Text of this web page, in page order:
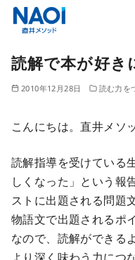
読解で本が好き
2010年12月28日 読む力を
こんにちは。直井メソ
読解指導を受けている
しくなった」という報
ストに出題される問題
物語文で出題されるポ
なので、読解ができる